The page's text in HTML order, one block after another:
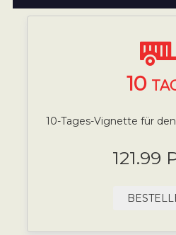
10
10-Tages-Vignette für
121.99